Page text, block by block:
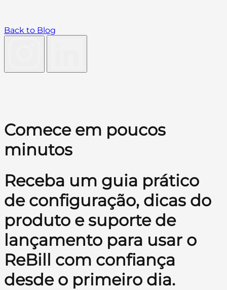
Back to Blog
Comece em poucos
minutos
Receba um guia prático
de configuração, dicas do
produto e suporte de
lançamento para usar o
ReBill com confiança
desde o primeiro dia.